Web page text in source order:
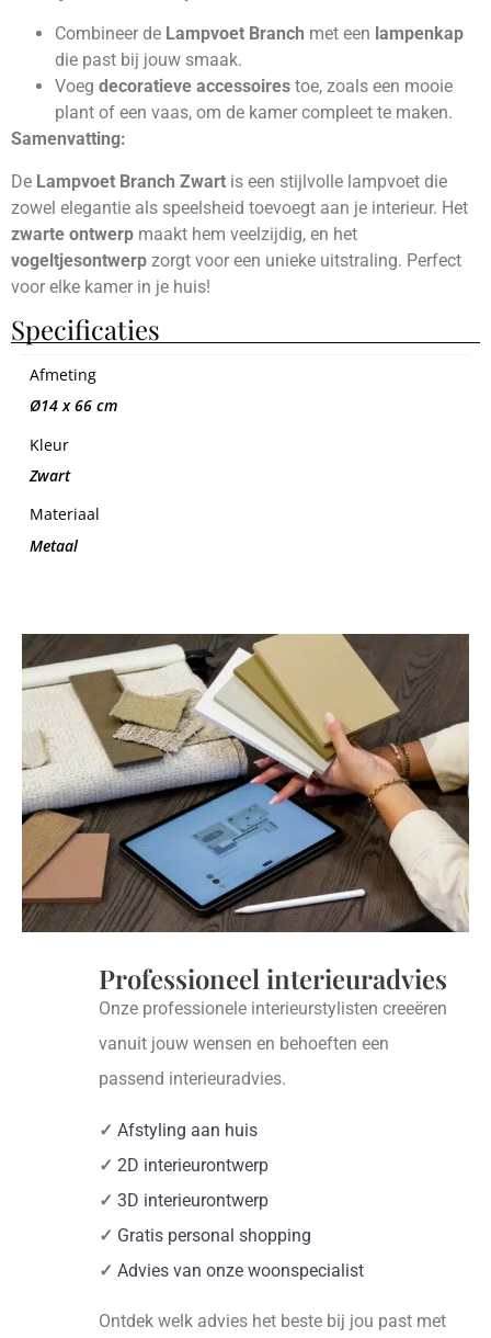
Combineer de Lampvoet Branch met een lampenkap
die past bij jouw smaak.
Voeg decoratieve accessoires toe, zoals een mooie
plant of een vaas, om de kamer compleet te maken.
Samenvatting:
De Lampvoet Branch Zwart is een stijlvolle lampvoet die
zowel elegantie als speelsheid toevoegt aan je interieur. Het
zwarte ontwerp maakt hem veelzijdig, en het
vogeltjesontwerp zorgt voor een unieke uitstraling. Perfect
voor elke kamer in je huis!
Specificaties
Afmeting
Ø14 x 66 cm
Kleur
Zwart
Materiaal
Metaal
Professioneel interieuradvies
Onze professionele interieurstylisten creeëren
vanuit jouw wensen en behoeften een
passend interieuradvies.
✓ Afstyling aan huis
✓ 2D interieurontwerp
✓ 3D interieurontwerp
✓ Gratis personal shopping
✓ Advies van onze woonspecialist
Ontdek welk advies het beste bij jou past met